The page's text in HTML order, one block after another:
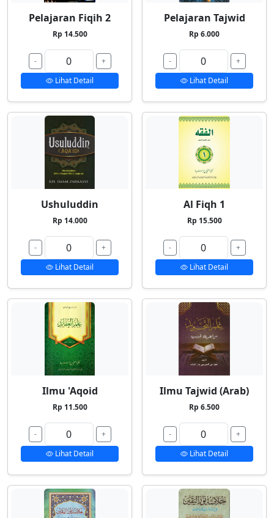
Pelajaran Fiqih 2
Rp 14.500
-
+
Lihat Detail
Pelajaran Tajwid
Rp 6.000
-
+
Lihat Detail
Ushuluddin
Rp 14.000
-
+
Lihat Detail
Al Fiqh 1
Rp 15.500
-
+
Lihat Detail
Ilmu 'Aqoid
Rp 11.500
-
+
Lihat Detail
Ilmu Tajwid (Arab)
Rp 6.500
-
+
Lihat Detail